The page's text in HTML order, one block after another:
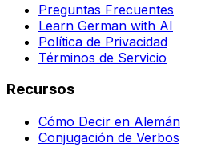
Preguntas Frecuentes
Learn German with AI
Política de Privacidad
Términos de Servicio
Recursos
Cómo Decir en Alemán
Conjugación de Verbos